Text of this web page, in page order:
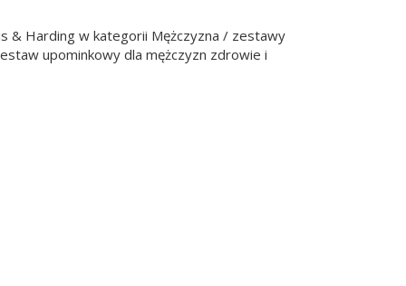
& Harding w kategorii Mężczyzna / zestawy
upominkowy dla mężczyzn zdrowie i